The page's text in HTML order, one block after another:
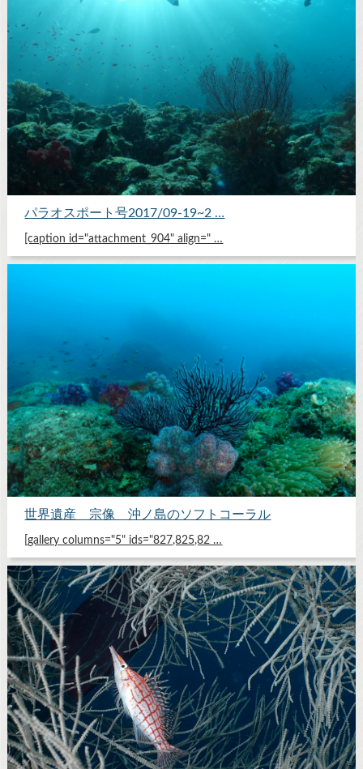
パラオスポート号2017/09-19~2 …
[caption id="attachment_904" align=" …
世界遺産 宗像 沖ノ島のソフトコーラル
[gallery columns="5" ids="827,825,82 …